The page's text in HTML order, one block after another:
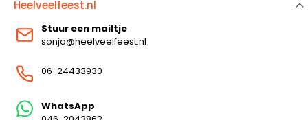
Heelveelfeest.nl
Stuur een mailtje
sonja@heelveelfeest.nl
06-24433930
WhatsApp